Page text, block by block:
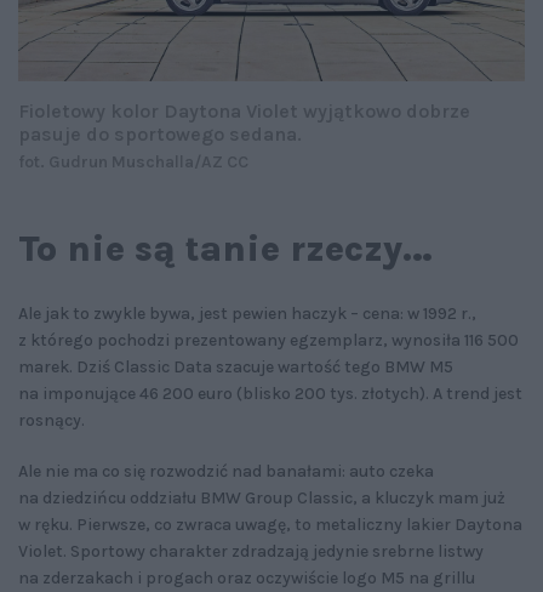
To nie są tanie rzeczy…
Ale jak to zwykle bywa, jest pewien haczyk – cena: w 1992 r.,
z którego pochodzi prezentowany egzemplarz, wynosiła 116 500
marek. Dziś Classic Data szacuje wartość tego BMW M5
na imponujące 46 200 euro (blisko 200 tys. złotych). A trend jest
rosnący.
Ale nie ma co się rozwodzić nad banałami: auto czeka
na dziedzińcu oddziału BMW Group Classic, a kluczyk mam już
w ręku. Pierwsze, co zwraca uwagę, to metaliczny lakier Daytona
Violet. Sportowy charakter zdradzają jedynie srebrne listwy
na zderzakach i progach oraz oczywiście logo M5 na grillu